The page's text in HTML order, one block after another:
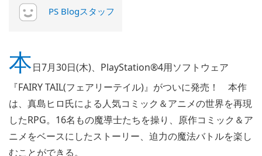
PS Blogスタッフ
本日7月30日(木)、PlayStation®4用ソフトウェア
『FAIRY TAIL(フェアリーテイル)』がついに発売！ 本作
は、真島ヒロ氏による人気コミック＆アニメの世界を再現
したRPG。16名もの魔導士たちを操り、原作コミック＆ア
ニメをベースにしたストーリー、迫力の魔法バトルを楽し
むことができる。